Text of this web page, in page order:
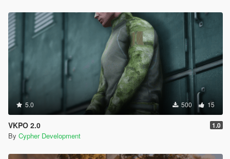
5.0 500 15
VKPO 2.0 1.0
By Cypher Development